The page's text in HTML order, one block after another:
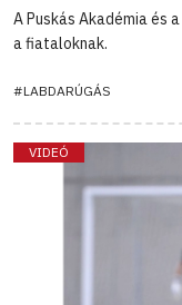
A Puskás Akadémia
a fiataloknak.
#LABDARÚGÁS
VIDEÓ